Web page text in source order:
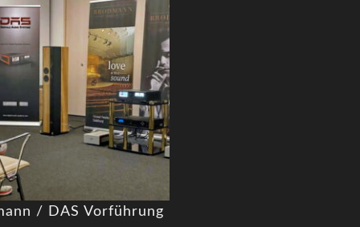
/ DAS Vorführung